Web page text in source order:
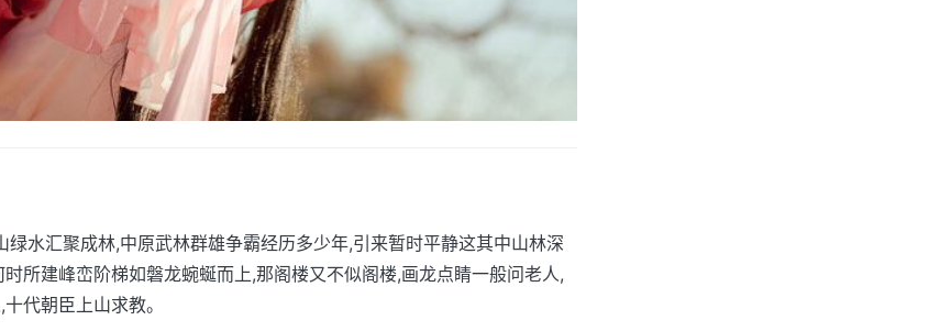
绿水汇聚成林,中原武林群雄争霸经历多少年,引来暂时平静这其中山林深
所建峰峦阶梯如磐龙蜿蜒而上,那阁楼又不似阁楼,画龙点睛一般问老人,
代朝臣上山求教。